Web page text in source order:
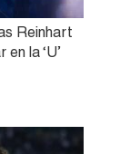
Reinhart
la ‘U’